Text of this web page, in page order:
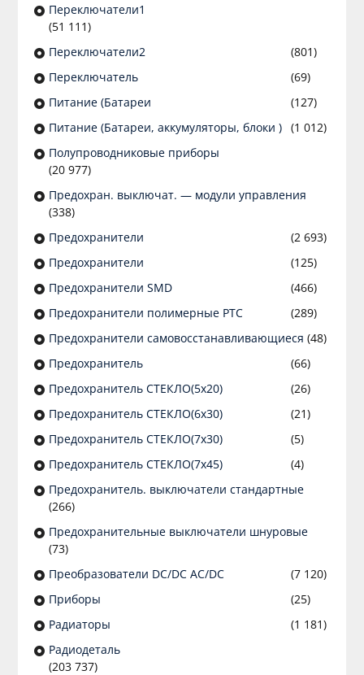
Переключатели1
(51 111)
Переключатели2
(801)
Переключатель
(69)
Питание (Батареи
(127)
Питание (Батареи, аккумуляторы, блоки ) (1 012)
Полупроводниковые приборы
(20 977)
Предохран. выключат. — модули управления
(338)
Предохранители
(2 693)
Предохранители
(125)
Предохранители SMD
(466)
Предохранители полимерные PTC
(289)
Предохранители самовосстанавливающиеся (48)
Предохранитель
(66)
Предохранитель СТЕКЛО(5х20)
(26)
Предохранитель СТЕКЛО(6х30)
(21)
Предохранитель СТЕКЛО(7х30)
(5)
Предохранитель СТЕКЛО(7х45)
(4)
Предохранитель. выключатели стандартные
(266)
Предохранительные выключатели шнуровые
(73)
Преобразователи DC/DC AC/DC
(7 120)
Приборы
(25)
Радиаторы
(1 181)
Радиодеталь
(203 737)